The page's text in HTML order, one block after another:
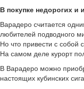
В покупке недорогих и
Варадеро считается
любителей подводного
Но что привести с собой
На самом деле курорт
В Варадеро можно
настоящих кубинских